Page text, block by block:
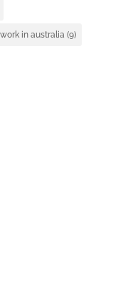
work in australia (9)